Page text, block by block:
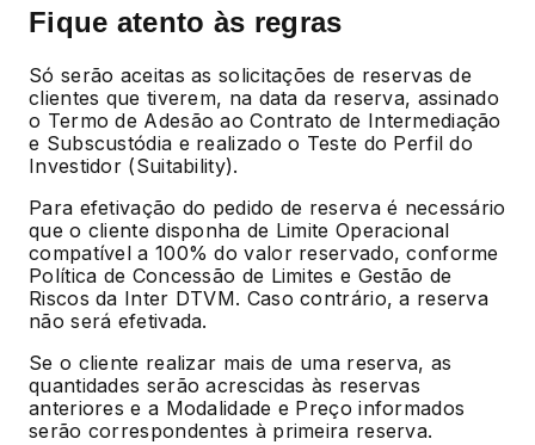
Fique atento às regras
Só serão aceitas as solicitações de reservas de
clientes que tiverem, na data da reserva, assinado
o Termo de Adesão ao Contrato de Intermediação
e Subscustódia e realizado o Teste do Perfil do
Investidor (Suitability).
Para efetivação do pedido de reserva é necessário
que o cliente disponha de Limite Operacional
compatível a 100% do valor reservado, conforme
Política de Concessão de Limites e Gestão de
Riscos da Inter DTVM. Caso contrário, a reserva
não será efetivada.
Se o cliente realizar mais de uma reserva, as
quantidades serão acrescidas às reservas
anteriores e a Modalidade e Preço informados
serão correspondentes à primeira reserva.